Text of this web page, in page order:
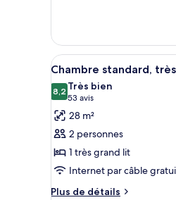
2 gd
lits,
patio
le
type
de
chambre
Vue
lagon,
2 gd
lits,
Afficher
toutes
les
photos
pour
ce
type
de
chambre :
4
Chambre standard,
8,28,2 sur 10
Très bien
53 avis
(53 avis)
28 m²
2 personnes
1 très grand lit
Internet par câble
Plus de détails
Plus